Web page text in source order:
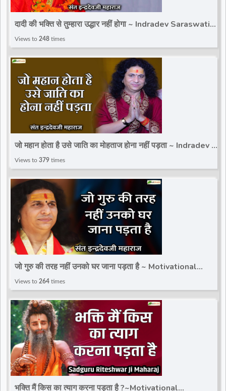
दादी की भक्ति से तुम्हारा उद्धार नहीं होगा ~ Indradev Saraswati Ji
Maharaj ~ Motivational Speech
Views to 248 times
जो महान होता है उसे जाति का मोहताज होना नहीं पड़ता ~ Indradev Ji
Maharaj ~ Motivational Speech
Views to 379 times
जो गुरु की तरह नहीं उनको घर जाना पड़ता है ~ Motivational
Speech ~ Sant Indradevji Maharaj
Views to 264 times
भक्ति मैं किस का त्याग करना पड़ता है ?~Motivational